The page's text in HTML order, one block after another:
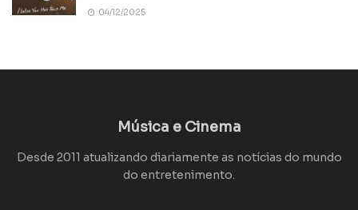
04/12/2025
Música e Cinema
Desde 2011 atualizando diariamente as notícias do mundo
do entretenimento.